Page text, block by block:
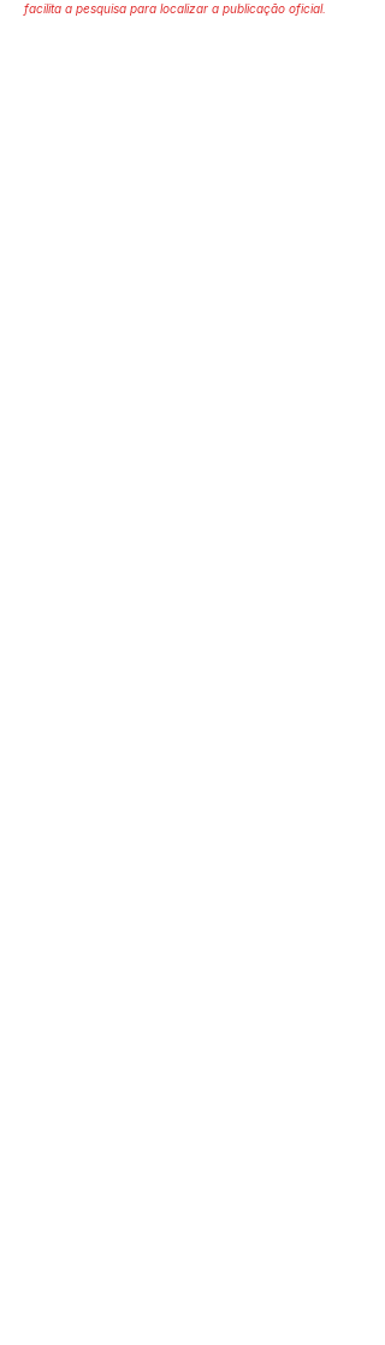
facilita a pesquisa para localizar a publicação oficial.